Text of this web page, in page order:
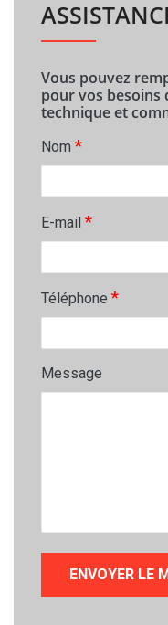
Vous pouvez
pour vos
technique et
Nom *
E-mail *
Téléphone *
Message